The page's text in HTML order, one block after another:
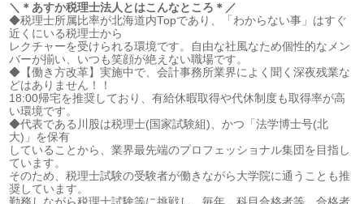
＼＊あすか税理士法人とはこんなところ＊／
◆税理士所属比率が北海道内Topであり、「わからない事」はすぐ
近くにいる税理士から
レクチャーを受けられる環境です。自由な社風なため個性的なメン
バーが揃い、いつも笑顔が絶えない職場です。
◆【働き方改革】実施中で、会計事務所業界によく聞く深夜残業な
どはありません！！
18:00帰宅を推奨しており、有給休暇取得や代休制度も取得率が高
い環境です。
◆代表である川股は税理士(国家試験組)、かつ「法学博士号(北
大)」を保有
していることから、業界最先端のプロフェッショナル集団を目指し
ています。
そのため、税理士試験の受験者が働きながら大学院に通うことも推
奨しています。